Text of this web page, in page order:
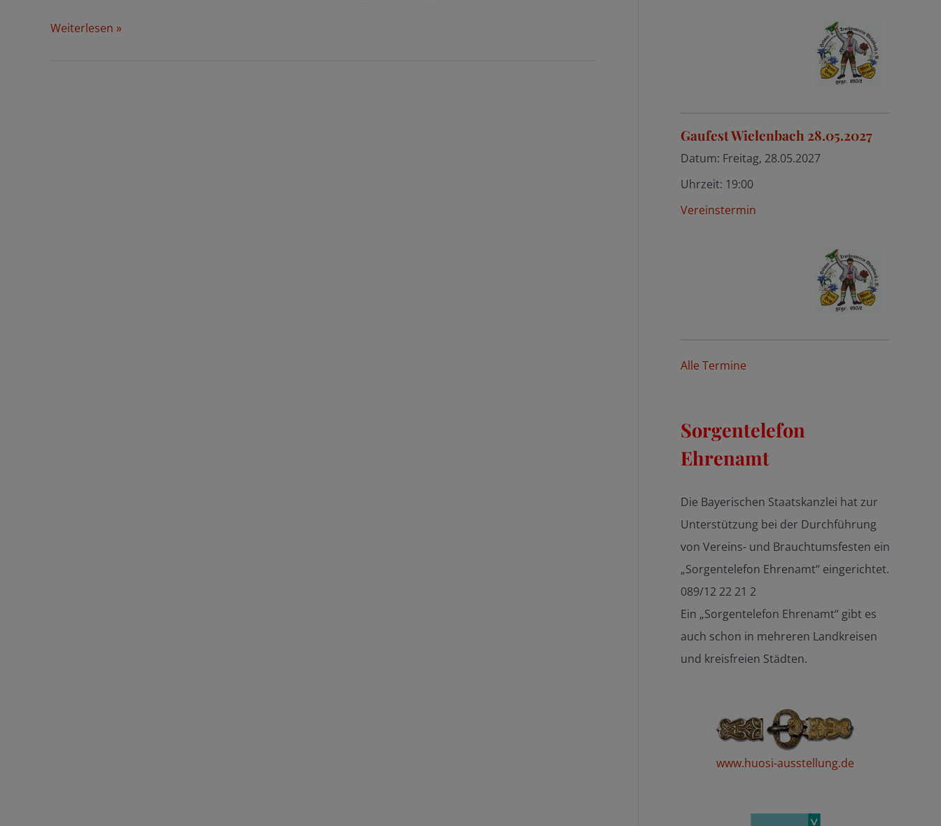
Wo
Weiterlesen »
Gaufest Wielenbach 28.05.2027
Datum: Freitag, 28.05.2027
Uhrzeit: 19:00
Vereinstermin
Alle Termine
Sorgentelefon
Ehrenamt
Die Bayerischen Staatskanzlei hat zur
Unterstützung bei der Durchführung
von Vereins- und Brauchtumsfesten ein
„Sorgentelefon Ehrenamt“ eingerichtet.
089/12 22 21 2
Ein „Sorgentelefon Ehrenamt“ gibt es
auch schon in mehreren Landkreisen
und kreisfreien Städten.
www.huosi-ausstellung.de